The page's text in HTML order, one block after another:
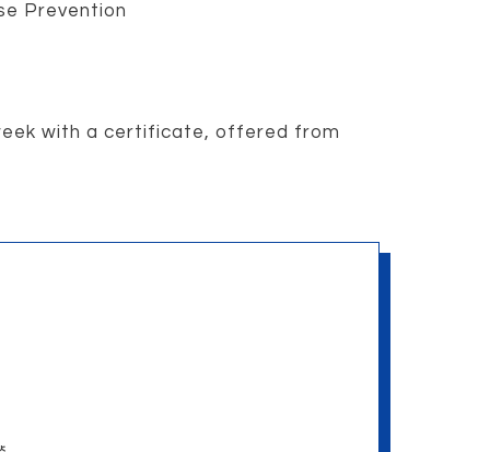
Prevention
with a certificate, offered from